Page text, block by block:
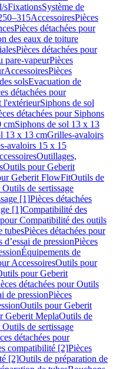
sFixationsSystème de
AccessoiresPièces
Pièces détachées pour
des eaux de toiture
Pièces détachées pour
pare-vapeurPièces
AccessoiresPièces
solsEvacuation de
détachées pour
l'extérieurSiphons de sol
détachées pour Siphons
cmSiphons de sol 13 x 13
13 x 13 cmGrilles-avaloirs
avaloirs 15 x 15
Outillages,
Outils pour Geberit
Geberit FlowFitOutils de
de sertissage
[1]Pièces détachées
[1]Compatibilité des
pour Compatibilité des outils
tubesPièces détachées pour
d’essai de pressionPièces
Équipements de
AccessoiresOutils pour
pour Geberit
détachées pour Outils
de pressionPièces
Outils pour Geberit
Geberit MeplaOutils de
de sertissage
détachées pour
compatibilité [2]Pièces
[2]Outils de préparation de